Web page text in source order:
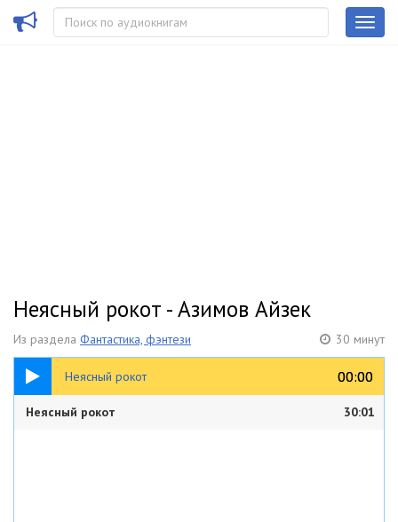
Неясный рокот - Азимов Айзек
Из раздела Фантастика, фэнтези 30 минут
Неясный рокот 00:00
00:00
30:01
Неясный рокот 30:01